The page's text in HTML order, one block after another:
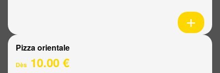
Pizza orientale
Dès 10.00 €